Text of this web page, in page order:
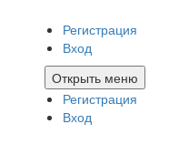
Регистрация
Вход
Открыть меню
Регистрация
Вход